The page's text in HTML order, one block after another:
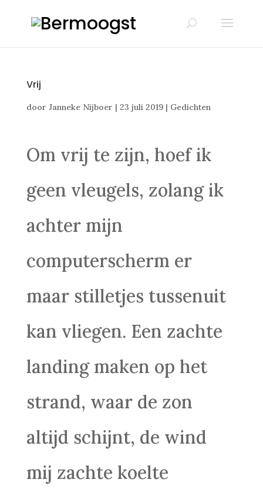
Vrij
door Janneke Nijboer | 23 juli 2019| Gedichten
Om vrij te zijn, hoef ik
geen vleugels, zolang ik
achter mijn
computerscherm er
maar stilletjes tussenuit
kan vliegen. Een zachte
landing maken op het
strand, waar de zon
altijd schijnt, de wind
mij zachte koelte